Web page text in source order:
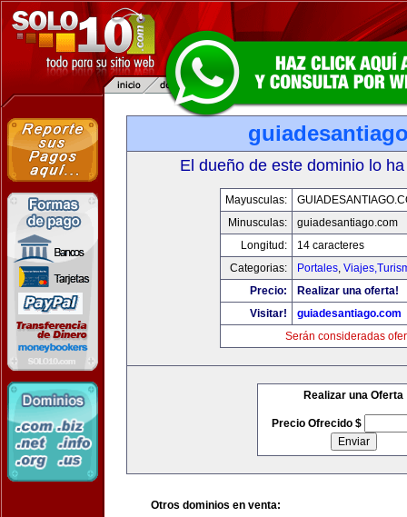
El dueño de este dominio lo
Mayusculas:
Minusculas:
guiadesantiago.com
Longitud:
14 caracteres
Categorias:
Portales,
Precio:
Realizar una oferta!
Visitar!
guiadesantiago.com
Serán consideradas
Realizar una Oferta
Precio Ofrecido $
Otros dominios en venta: